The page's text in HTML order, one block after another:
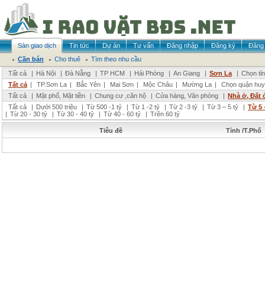
Sàn giao dịch Tin tức Dự án Tư vấn Đăng nhập Đăng ký
Đăng
Cần bán
Cho thuê
Tìm theo nhu cầu
Tất cả
| Hà Nội | Đà Nẵng | TP HCM | Hải Phòng | An Giang | Sơn La | Chọn
Tất cả | TP.Sơn La | Bắc Yên | Mai Sơn | Mộc Châu | Mường La |
Chọn quận
Tất cả
| Mặt phố, Mặt tiền | Chung cư ,căn hộ | Cửa hàng, Văn phòng | Nhà ở, Đất
Tất cả
| Dưới 500 triệu | Từ 500 -1 tỷ | Từ 1 -2 tỷ | Từ 2 -3 tỷ | Từ 3 – 5 tỷ | Từ 5
| Từ 20 - 30 tỷ | Từ 30 - 40 tỷ | Từ 40 - 60 tỷ | Trên 60 tỷ
Tiêu đề Tỉnh /T.Phố